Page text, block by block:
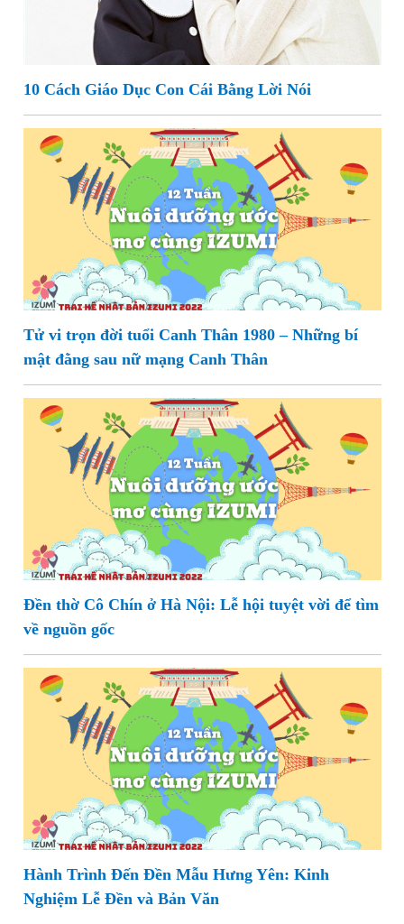
10 Cách Giáo Dục Con Cái Bằng Lời Nói
Tử vi trọn đời tuổi Canh Thân 1980 – Những bí
mật đằng sau nữ mạng Canh Thân
Đền thờ Cô Chín ở Hà Nội: Lễ hội tuyệt vời để tìm
về nguồn gốc
Hành Trình Đến Đền Mẫu Hưng Yên: Kinh
Nghiệm Lễ Đền và Bản Văn